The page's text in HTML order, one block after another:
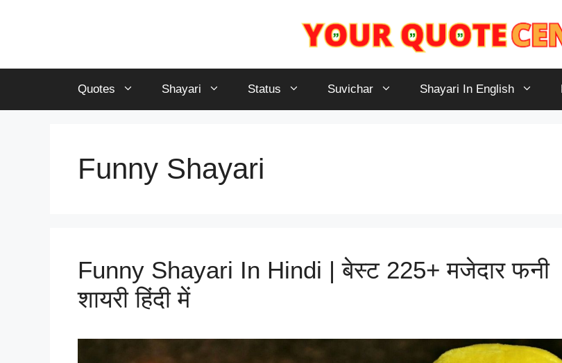
Quotes Shayari Status Suvichar Shayari In English
Funny Shayari
Funny Shayari In Hindi | बेस्ट 225+ मजेदार फनी
शायरी हिंदी में